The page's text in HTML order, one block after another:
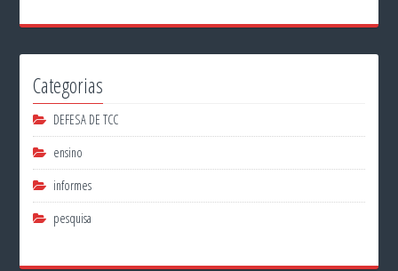
Categorias
DEFESA DE TCC
ensino
informes
pesquisa